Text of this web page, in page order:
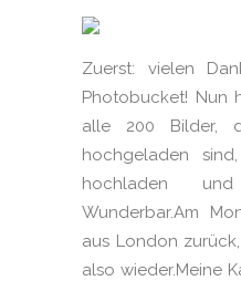
Zuerst: vielen
Photobucket! Nun
alle 200 Bilder,
hochgeladen
hochladen
Wunderbar.Am
aus London
also wieder.Meine